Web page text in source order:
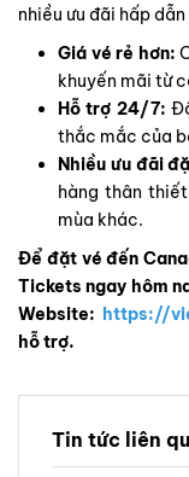
nhiều ưu đãi hấp dẫn
Giá vé rẻ hơn:
khuyến mãi từ
Hỗ trợ 24/7:
thắc mắc của
Nhiều ưu đãi
hàng thân
mùa khác.
Để đặt vé đến
Tickets ngay hôm
Website: https://
hỗ trợ.
Tin tức liên